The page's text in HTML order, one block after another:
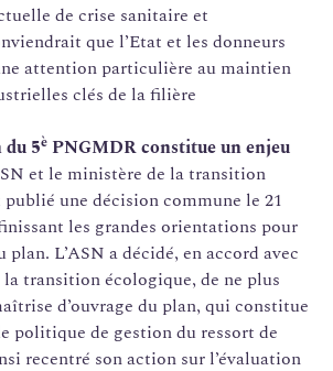
de crise sanitaire et
que l’Etat et les donneurs
attention particulière au maintien
clés de la filière
5è PNGMDR constitue un enjeu
et le ministère de la transition
une décision commune le 21
les grandes orientations pour
plan. L’ASN a décidé, en accord avec
transition écologique, de ne plus
d’ouvrage du plan, qui constitue
politique de gestion du ressort de
recentré son action sur l’évaluation